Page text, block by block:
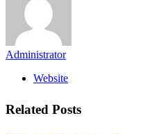
Administrator
Website
Related Posts